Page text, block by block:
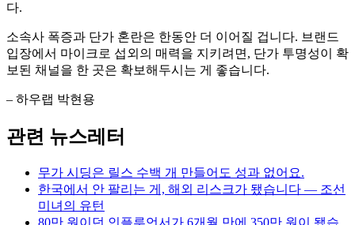
다.
소속사 폭증과 단가 혼란은 한동안 더 이어질 겁니다. 브랜드
입장에서 마이크로 섭외의 매력을 지키려면, 단가 투명성이 확
보된 채널을 한 곳은 확보해두시는 게 좋습니다.
– 하우랩 박현용
관련 뉴스레터
무가 시딩은 릴스 수백 개 만들어도 성과 없어요.
한국에서 안 팔리는 게, 해외 리스크가 됐습니다 — 조선
미녀의 유턴
80만 원이던 인플루언서가 6개월 만에 350만 원이 됐습